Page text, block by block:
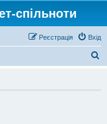
спільноти
Вхід
Реєстрація